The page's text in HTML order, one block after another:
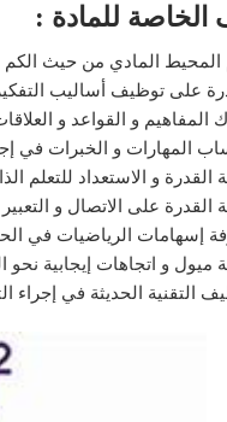
الخاصة للمادة :
المحيط المادي من حيث
على توظيف أساليب
المفاهيم و القواعد و
المهارات و الخبرات في
القدرة و الاستعداد للتعلم
القدرة على الاتصال و
إسهامات الرياضيات في
ميول و اتجاهات إيجابية
التقنية الحديثة في إجراء